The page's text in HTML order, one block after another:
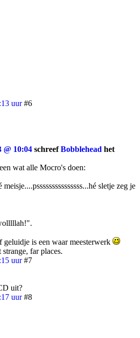
uur #6
@ 10:04 schreefBobblehead het
wat alle Mocro's doen:
sletje zeg je
is een waar meesterwerk
far places.
uur #7
uit?
uur #8